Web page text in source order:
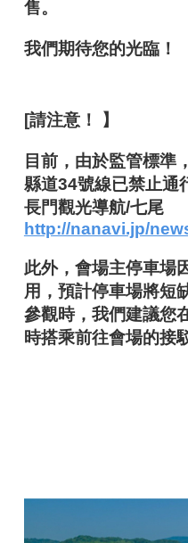
售。
我們期待您的光臨！
[請注意！ 】
目前，由於監管標準
縣道34號線已禁止通
長門觀光導航/七尾
http://nanavi.jp/
此外，會場主停車場
用，預計停車場將短
參觀時，我們建議您
時搭乘前往會場的接